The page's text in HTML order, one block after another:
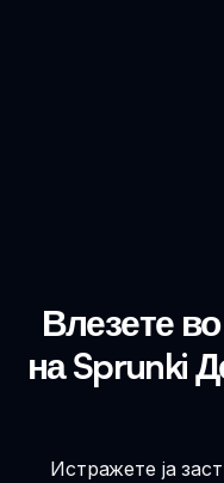
Влезете
на Sprunki
Истражете ја